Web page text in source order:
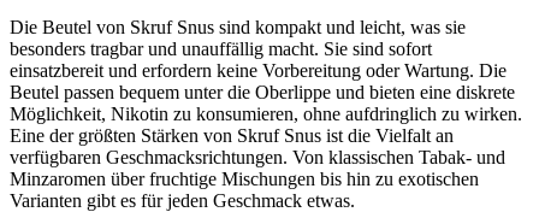
Die Beutel von Skruf Snus sind kompakt und leicht, was sie
besonders tragbar und unauffällig macht. Sie sind sofort
einsatzbereit und erfordern keine Vorbereitung oder Wartung. Die
Beutel passen bequem unter die Oberlippe und bieten eine diskrete
Möglichkeit, Nikotin zu konsumieren, ohne aufdringlich zu wirken.
Eine der größten Stärken von Skruf Snus ist die Vielfalt an
verfügbaren Geschmacksrichtungen. Von klassischen Tabak- und
Minzaromen über fruchtige Mischungen bis hin zu exotischen
Varianten gibt es für jeden Geschmack etwas.